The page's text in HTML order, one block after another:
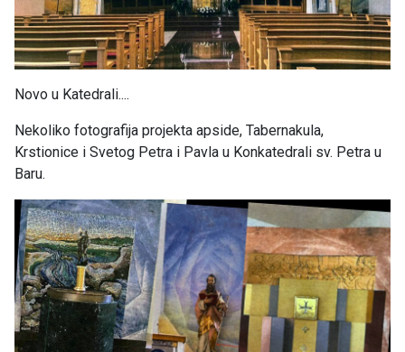
Novo u Katedrali....
Nekoliko fotografija projekta apside, Tabernakula,
Krstionice i Svetog Petra i Pavla u Konkatedrali sv. Petra u
Baru.